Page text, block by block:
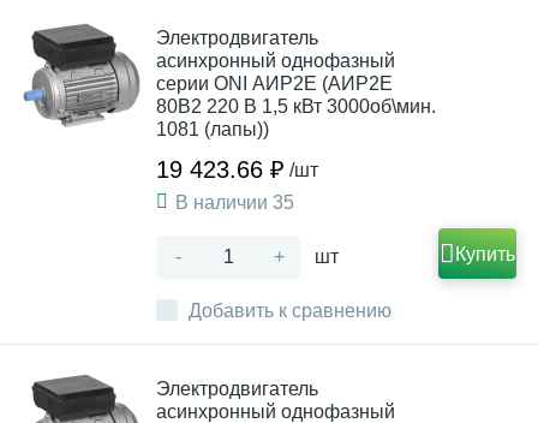
Добавить к сравнению
Электродвигатель
асинхронный однофазный
серии ONI АИР2Е (АИР2Е
80B2 220 В 1,5 кВт 3000об\мин.
1081 (лапы))
19 423.66 ₽ /шт
В наличии 35
- + шт Купить
Электродвигатель
асинхронный однофазный